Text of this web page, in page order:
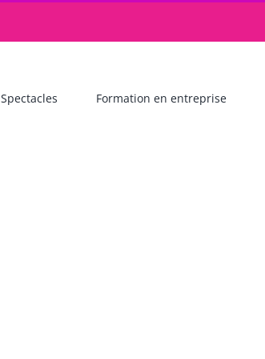
Spectacles Formation en entreprise